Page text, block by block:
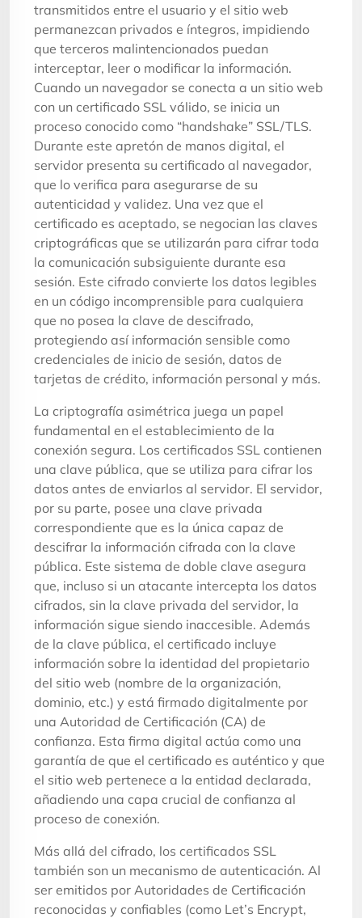
transmitidos entre el usuario y el sitio web
permanezcan privados e íntegros, impidiendo
que terceros malintencionados puedan
interceptar, leer o modificar la información.
Cuando un navegador se conecta a un sitio web
con un certificado SSL válido, se inicia un
proceso conocido como “handshake” SSL/TLS.
Durante este apretón de manos digital, el
servidor presenta su certificado al navegador,
que lo verifica para asegurarse de su
autenticidad y validez. Una vez que el
certificado es aceptado, se negocian las claves
criptográficas que se utilizarán para cifrar toda
la comunicación subsiguiente durante esa
sesión. Este cifrado convierte los datos legibles
en un código incomprensible para cualquiera
que no posea la clave de descifrado,
protegiendo así información sensible como
credenciales de inicio de sesión, datos de
tarjetas de crédito, información personal y más.
La criptografía asimétrica juega un papel
fundamental en el establecimiento de la
conexión segura. Los certificados SSL contienen
una clave pública, que se utiliza para cifrar los
datos antes de enviarlos al servidor. El servidor,
por su parte, posee una clave privada
correspondiente que es la única capaz de
descifrar la información cifrada con la clave
pública. Este sistema de doble clave asegura
que, incluso si un atacante intercepta los datos
cifrados, sin la clave privada del servidor, la
información sigue siendo inaccesible. Además
de la clave pública, el certificado incluye
información sobre la identidad del propietario
del sitio web (nombre de la organización,
dominio, etc.) y está firmado digitalmente por
una Autoridad de Certificación (CA) de
confianza. Esta firma digital actúa como una
garantía de que el certificado es auténtico y que
el sitio web pertenece a la entidad declarada,
añadiendo una capa crucial de confianza al
proceso de conexión.
Más allá del cifrado, los certificados SSL
también son un mecanismo de autenticación. Al
ser emitidos por Autoridades de Certificación
reconocidas y confiables (como Let’s Encrypt,